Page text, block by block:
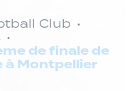
Club
de finale de
à Montpellier